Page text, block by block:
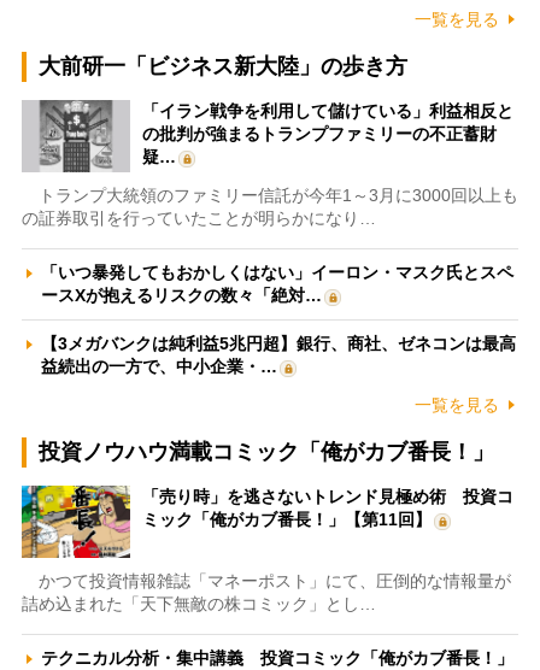
一覧を見る
大前研一「ビジネス新大陸」の歩き方
「イラン戦争を利用して儲けている」利益相反と
の批判が強まるトランプファミリーの不正蓄財
疑…
トランプ大統領のファミリー信託が今年1～3月に3000回以上も
の証券取引を行っていたことが明らかになり…
「いつ暴発してもおかしくはない」イーロン・マスク氏とスペ
ースXが抱えるリスクの数々「絶対…
【3メガバンクは純利益5兆円超】銀行、商社、ゼネコンは最高
益続出の一方で、中小企業・…
一覧を見る
投資ノウハウ満載コミック「俺がカブ番長！」
「売り時」を逃さないトレンド見極め術 投資コ
ミック「俺がカブ番長！」【第11回】
かつて投資情報雑誌「マネーポスト」にて、圧倒的な情報量が
詰め込まれた「天下無敵の株コミック」とし…
テクニカル分析・集中講義 投資コミック「俺がカブ番長！」